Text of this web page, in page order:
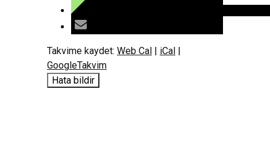
Takvime kaydet: Web Cal | iCal |
GoogleTakvim
Hata bildir